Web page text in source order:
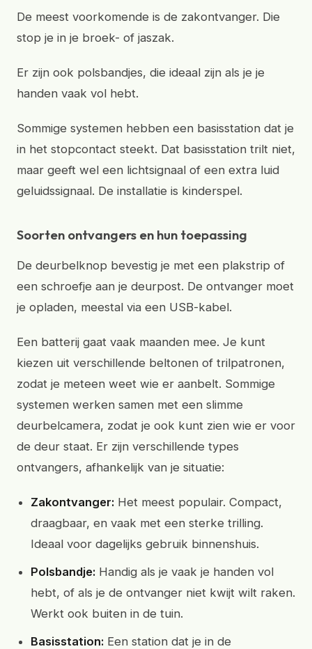
De meest voorkomende is de zakontvanger. Die
stop je in je broek- of jaszak.
Er zijn ook polsbandjes, die ideaal zijn als je je
handen vaak vol hebt.
Sommige systemen hebben een basisstation dat je
in het stopcontact steekt. Dat basisstation trilt niet,
maar geeft wel een lichtsignaal of een extra luid
geluidssignaal. De installatie is kinderspel.
Soorten ontvangers en hun toepassing
De deurbelknop bevestig je met een plakstrip of
een schroefje aan je deurpost. De ontvanger moet
je opladen, meestal via een USB-kabel.
Een batterij gaat vaak maanden mee. Je kunt
kiezen uit verschillende beltonen of trilpatronen,
zodat je meteen weet wie er aanbelt. Sommige
systemen werken samen met een slimme
deurbelcamera, zodat je ook kunt zien wie er voor
de deur staat. Er zijn verschillende types
ontvangers, afhankelijk van je situatie:
Zakontvanger: Het meest populair. Compact,
draagbaar, en vaak met een sterke trilling.
Ideaal voor dagelijks gebruik binnenshuis.
Polsbandje: Handig als je vaak je handen vol
hebt, of als je de ontvanger niet kwijt wilt raken.
Werkt ook buiten in de tuin.
Basisstation: Een station dat je in de